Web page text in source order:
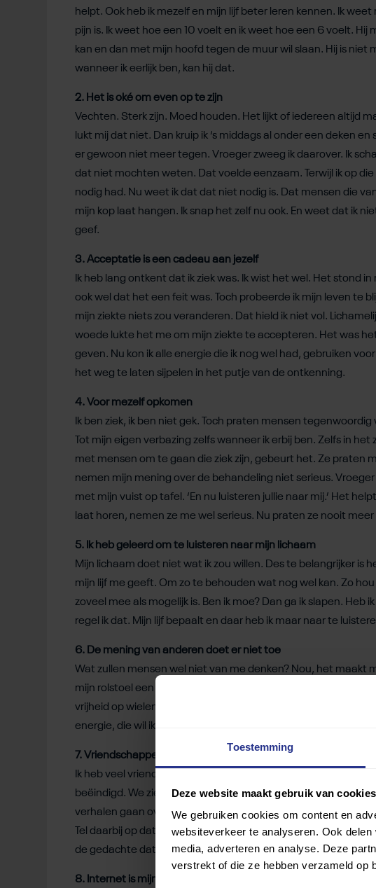
Toestemming
Deze website maakt gebruik van cookies
We gebruiken cookies om content en
websiteverkeer te analyseren. Ook
media, adverteren en analyse. Deze
verstrekt of die ze hebben verzameld op
helpt. Ook heb ik mezelf en mijn lijf beter leren kennen. Ik
pijn is. Ik weet hoe een 10 voelt en ik weet hoe een 6 voelt.
kan en dan met mijn hoofd tegen de muur wil slaan. Hij is niet
wanneer ik eerlijk ben, kan hij dat.
2. Het is oké om even op te zijn
Vechten. Sterk zijn. Moed houden. Het lijkt of iedereen altijd
lukt mij dat niet. Dan kruip ik ‘s middags al onder een deken
er gewoon niet meer tegen. Vroeger zweeg ik daarover. Ik
dat niet mochten weten. Dat voelde eenzaam. Terwijl ik op
nodig had. Nu weet ik dat dat niet nodig is. Dat mensen die
mijn kop laat hangen. Ik snap het zelf nu ook. En weet dat ik
geef.
3. Acceptatie is een cadeau aan jezelf
Ik heb lang ontkent dat ik ziek was. Ik wist het wel. Het stond
ook wel dat het een feit was. Toch probeerde ik mijn leven te
mijn ziekte niets zou veranderen. Dat hield ik niet vol.
woede lukte het me om mijn ziekte te accepteren. Het was
geven. Nu kon ik alle energie die ik nog wel had, gebruiken
het weg te laten sijpelen in het putje van de ontkenning.
4. Voor mezelf opkomen
Ik ben ziek, ik ben niet gek. Toch praten mensen
Tot mijn eigen verbazing zelfs wanneer ik erbij ben. Zelfs in
met mensen om te gaan die ziek zijn, gebeurt het. Ze praten
nemen mijn mening over de behandeling niet serieus.
met mijn vuist op tafel. ‘En nu luisteren jullie naar mij.’ Het
laat horen, nemen ze me wel serieus. Nu praten ze nooit
5. Ik heb geleerd om te luisteren naar mijn lichaam
Mijn lichaam doet niet wat ik zou willen. Des te belangrijker is
mijn lijf me geeft. Om zo te behouden wat nog wel kan. Zo
zoveel mee als mogelijk is. Ben ik moe? Dan ga ik slapen.
regel ik dat. Mijn lijf bepaalt en daar heb ik maar naar te
6. De mening van anderen doet er niet toe
Wat zullen mensen wel niet van me denken? Nou, het maakt
mijn rolstoel een akelig ding omdat mensen zo naar me keken
vrijheid op wielen. Die blikken van anderen zie ik niet eens
energie, die wil ik daar niet aan verspillen.
7. Vriendschappen zijn niet altijd bestand tegen ziekte
Ik heb veel vrienden verloren het laatste jaar. Nou ja, de
beëindigd. We zien elkaar gewoon niet meer. Door mijn ziekte
verhalen gaan over thuis, over mijn kat, de boeken die ik lees.
Tel daarbij op dat afspreken niet meer zo spontaan kan,
de gedachte dat echte vrienden zijn gebleven.
8. Internet is mijn grote vriend